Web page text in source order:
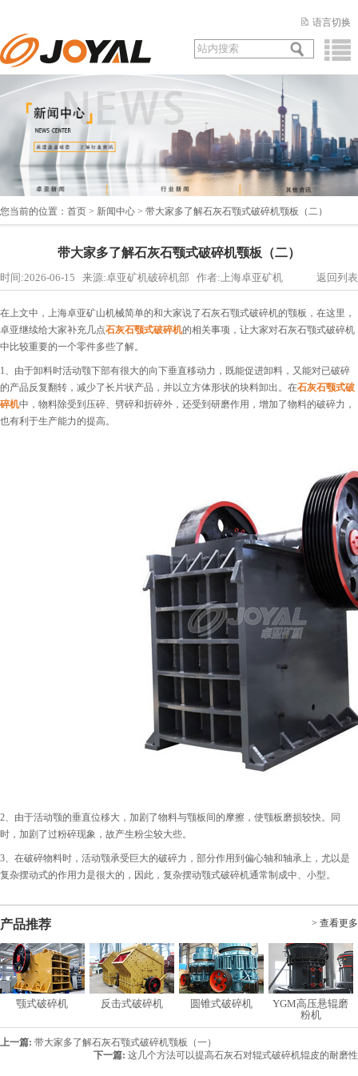
语言切换
您当前的位置： 首页 > 新闻中心 > 带大家多了解石灰石颚式破碎机颚板（二）
带大家多了解石灰石颚式破碎机颚板（二）
时间:2026-06-15 来源:卓亚矿机破碎机部 作者:上海卓亚矿机 返回列表
在上文中，上海卓亚矿山机械简单的和大家说了石灰石颚式破碎机的颚板，在这里，
卓亚继续给大家补充几点石灰石颚式破碎机的相关事项，让大家对石灰石颚式破碎机
中比较重要的一个零件多些了解。
1、由于卸料时活动颚下部有很大的向下垂直移动力，既能促进卸料，又能对已破碎
的产品反复翻转，减少了长片状产品，并以立方体形状的块料卸出。在石灰石颚式破
碎机中，物料除受到压碎、劈碎和折碎外，还受到研磨作用，增加了物料的破碎力，
也有利于生产能力的提高。
2、由于活动颚的垂直位移大，加剧了物料与颚板间的摩擦，使颚板磨损较快。同
时，加剧了过粉碎现象，故产生粉尘较大些。
3、在破碎物料时，活动颚承受巨大的破碎力，部分作用到偏心轴和轴承上，尤以是
复杂摆动式的作用力是很大的，因此，复杂摆动颚式破碎机通常制成中、小型。
产品推荐 > 查看更多
颚式破碎机 反击式破碎机 圆锥式破碎机
YGM高压悬辊磨
粉机
上一篇: 带大家多了解石灰石颚式破碎机颚板（一）
下一篇: 这几个方法可以提高石灰石对辊式破碎机辊皮的耐磨性